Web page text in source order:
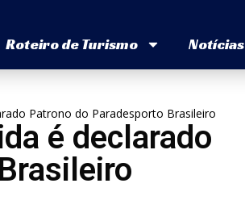
Roteiro de Turismo Notícias
Patrono do Paradesporto Brasileiro
é declarado